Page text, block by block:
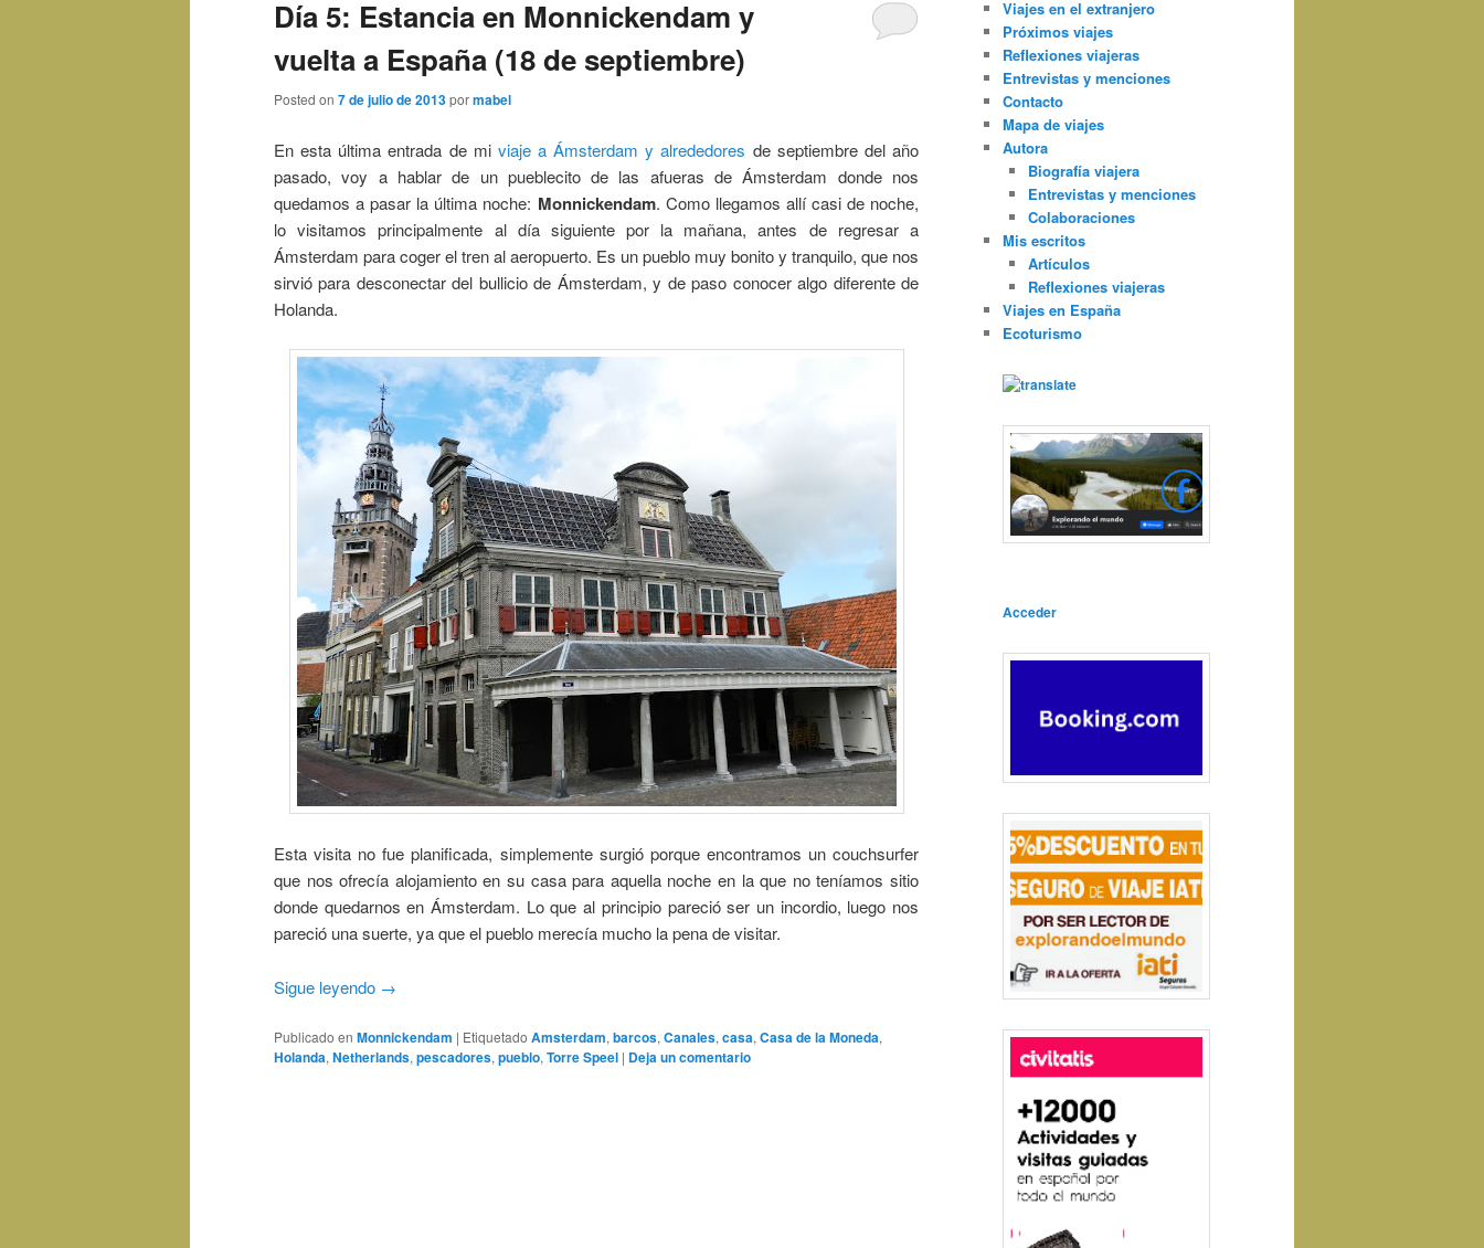
Día 5: Estancia en Monnickendam y
vuelta a España (18 de septiembre)
Posted on 7 de julio de 2013pormabel
En esta última entrada de mi viaje a Ámsterdam y alrededores de septiembre del año
pasado, voy a hablar de un pueblecito de las afueras de Ámsterdam donde nos
quedamos a pasar la última noche: Monnickendam. Como llegamos allí casi de noche,
lo visitamos principalmente al día siguiente por la mañana, antes de regresar a
Ámsterdam para coger el tren al aeropuerto. Es un pueblo muy bonito y tranquilo, que nos
sirvió para desconectar del bullicio de Ámsterdam, y de paso conocer algo diferente de
Holanda.
Esta visita no fue planificada, simplemente surgió porque encontramos un couchsurfer
que nos ofrecía alojamiento en su casa para aquella noche en la que no teníamos sitio
donde quedarnos en Ámsterdam. Lo que al principio pareció ser un incordio, luego nos
pareció una suerte, ya que el pueblo merecía mucho la pena de visitar.
Sigue leyendo →
Publicado en Monnickendam | Etiquetado Amsterdam, barcos, Canales, casa, Casa de la Moneda,
Holanda, Netherlands, pescadores, pueblo, Torre Speel | Deja un comentario
Viajes en el extranjero
Próximos viajes
Reflexiones viajeras
Entrevistas y menciones
Contacto
Mapa de viajes
Autora
Biografía viajera
Entrevistas y menciones
Colaboraciones
Mis escritos
Artículos
Reflexiones viajeras
Viajes en España
Ecoturismo
Acceder